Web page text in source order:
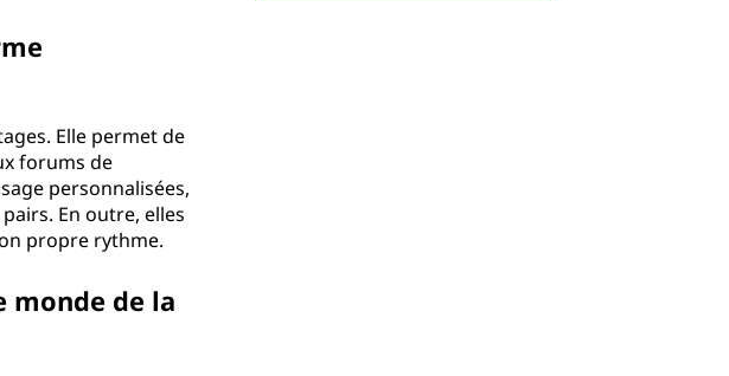
Elle permet de
forums de
personnalisées,
En outre, elles
propre rythme.
monde de la